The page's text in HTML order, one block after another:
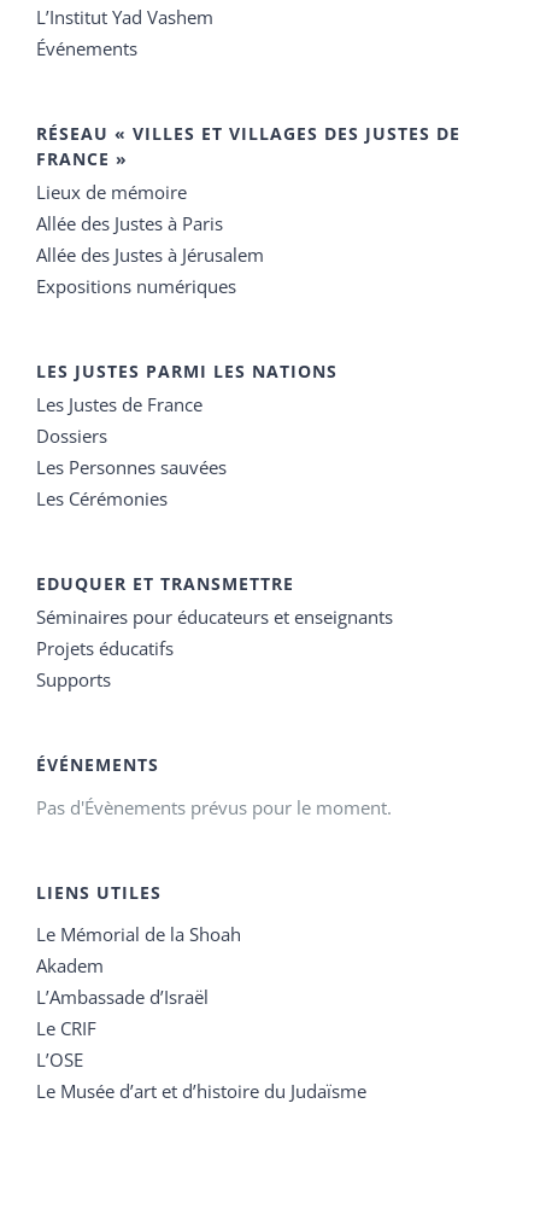
L’Institut Yad Vashem
Événements
RÉSEAU « VILLES ET VILLAGES DES JUSTES DE
FRANCE »
Lieux de mémoire
Allée des Justes à Paris
Allée des Justes à Jérusalem
Expositions numériques
LES JUSTES PARMI LES NATIONS
Les Justes de France
Dossiers
Les Personnes sauvées
Les Cérémonies
EDUQUER ET TRANSMETTRE
Séminaires pour éducateurs et enseignants
Projets éducatifs
Supports
ÉVÉNEMENTS
Pas d'Évènements prévus pour le moment.
LIENS UTILES
Le Mémorial de la Shoah
Akadem
L’Ambassade d’Israël
Le CRIF
L’OSE
Le Musée d’art et d’histoire du Judaïsme